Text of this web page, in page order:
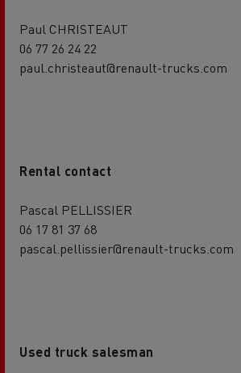
Paul CHRISTEAUT
06 77 26 24 22
paul.christeaut@renault-trucks.com
Rental contact
Pascal PELLISSIER
06 17 81 37 68
pascal.pellissier@renault-trucks.com
Used truck salesman